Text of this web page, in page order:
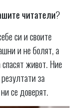
читатели?
си и своите
и не болят, а
живот. Ние
за
се доверят.